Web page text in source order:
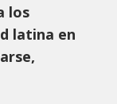
los
latina en